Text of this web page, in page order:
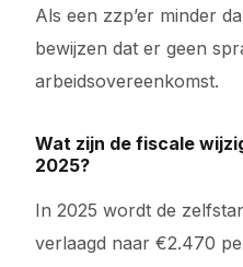
Als een zzp’er minder
bewijzen dat er geen
arbeidsovereenkomst.
Wat zijn de fiscale
2025?
In 2025 wordt de
verlaagd naar €2.470